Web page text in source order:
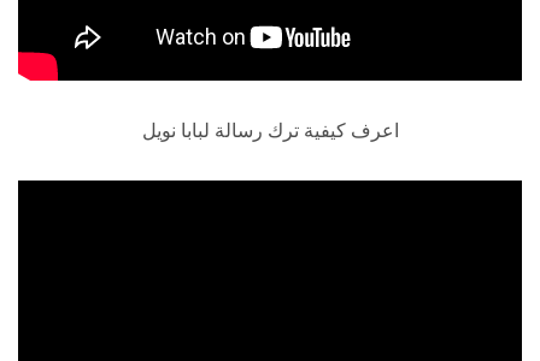
اعرف كيفية ترك رسالة لبابا نويل